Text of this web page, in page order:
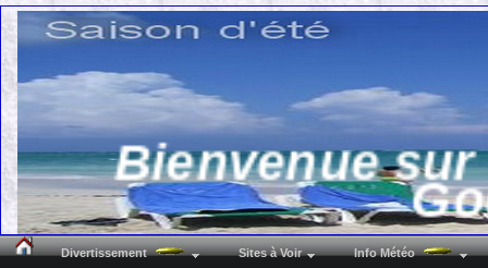
Bienvenue
Divertissement Sites à Voir Info Météo